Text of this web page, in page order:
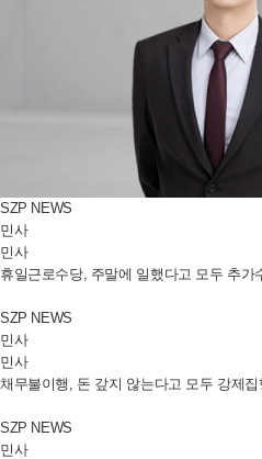
SZP NEWS
민사
민사
휴일근로수당, 주말에 일했다고 모두 추가
SZP NEWS
민사
민사
채무불이행, 돈 갚지 않는다고 모두 강제
SZP NEWS
민사